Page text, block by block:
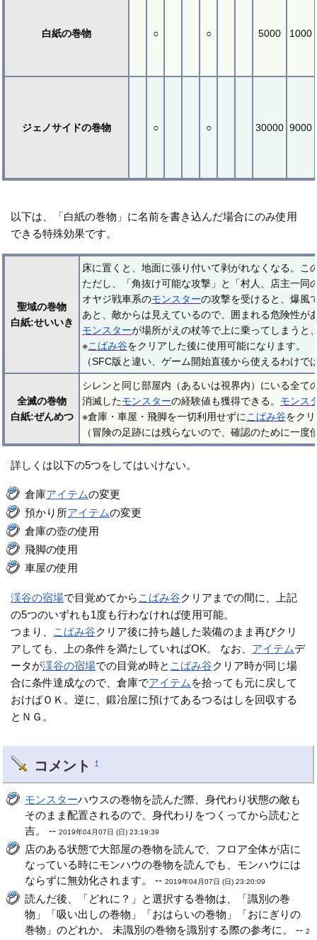
白紙の巻物 ○ ○ 5000 1000
ジェノサイドの巻物 ○ ○ 30000 9000
以下は、「白紙の巻物」に名前を書き込んだ場合にのみ使用
できる特殊効果です。
聖域の巻物
白紙:せいいき
床に置くと、地面に張り付いて剥がれなくなる。
ただし、「角抜け可能な攻撃」と「村人、店主一
オヤジ戦車系のモンスターの攻撃を受けると、爆風
あと、敵からは見えているので、囲まれる危険性が
モンスターが場所がえの杖等で上に乗ってしまうと
※こばみ谷をクリアした後に使用可能になります。
（SFC版と違い、ゲーム開始直後から使えるわけで
全滅の巻物
白紙:ぜんめつ
シレンと同じ部屋内（あるいは視界内）にいる全て
消滅したモンスターの経験値も獲得できる。 モンス
※倉庫・車屋・飛脚を一切利用せずに こばみ谷をク
（冒険の足跡には残らないので、確認のために一度
詳しくは以下の5つをしてはいけない。
倉庫アイテムの変更
預かり所アイテムの変更
倉庫の壺の使用
飛脚の使用
車屋の使用
渓谷の宿場で目覚めてから こばみ谷クリアまでの間に、上記
の5つのいずれも1度も行わなければ使用可能。
つまり、
こばみ谷クリア後に持ち越した装備のまま再びクリ
アしても、上の条件を満たしていればOK。 なお、 アイテムデ
ータが渓谷の宿場での目覚め時と こばみ谷クリア時が同じ場
合に条件達成なので、倉庫でアイテム を拾っても元に戻して
おけばＯＫ。逆に、鍛冶屋に預けてあるつるはしを回収する
とＮＧ。
コメント †
モンスターハウスの巻物を読んだ際、身代わり状態の敵も
そのまま配置されるので、身代わりをつくってから読むと
吉。 --2019年04月07日 (日) 23:19:39
店のある状態で大部屋の巻物を読んで、フロア全体が店に
なっている時にモンハウの巻物を読んでも、モンハウには
ならずに無効化されます。 --2019年04月07日 (日) 23:20:09
読んだ後、「どれに？」と選択する巻物は、「識別の巻
物」「吸い出しの巻物」「おはらいの巻物」「おにぎりの
巻物」のどれか。 未識別の巻物を識別する際の参考に。 --2